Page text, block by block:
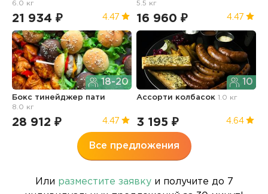
6.0 кг
21 934 ₽ 4.47
5.5 кг
16 960 ₽ 4.47
18-20
Бокс тинейджер пати
8.0 кг
28 912 ₽ 4.47
10
Ассорти колбасок1.0 кг
3 195 ₽ 4.64
Все предложения
Или разместите заявкуи получите до 7